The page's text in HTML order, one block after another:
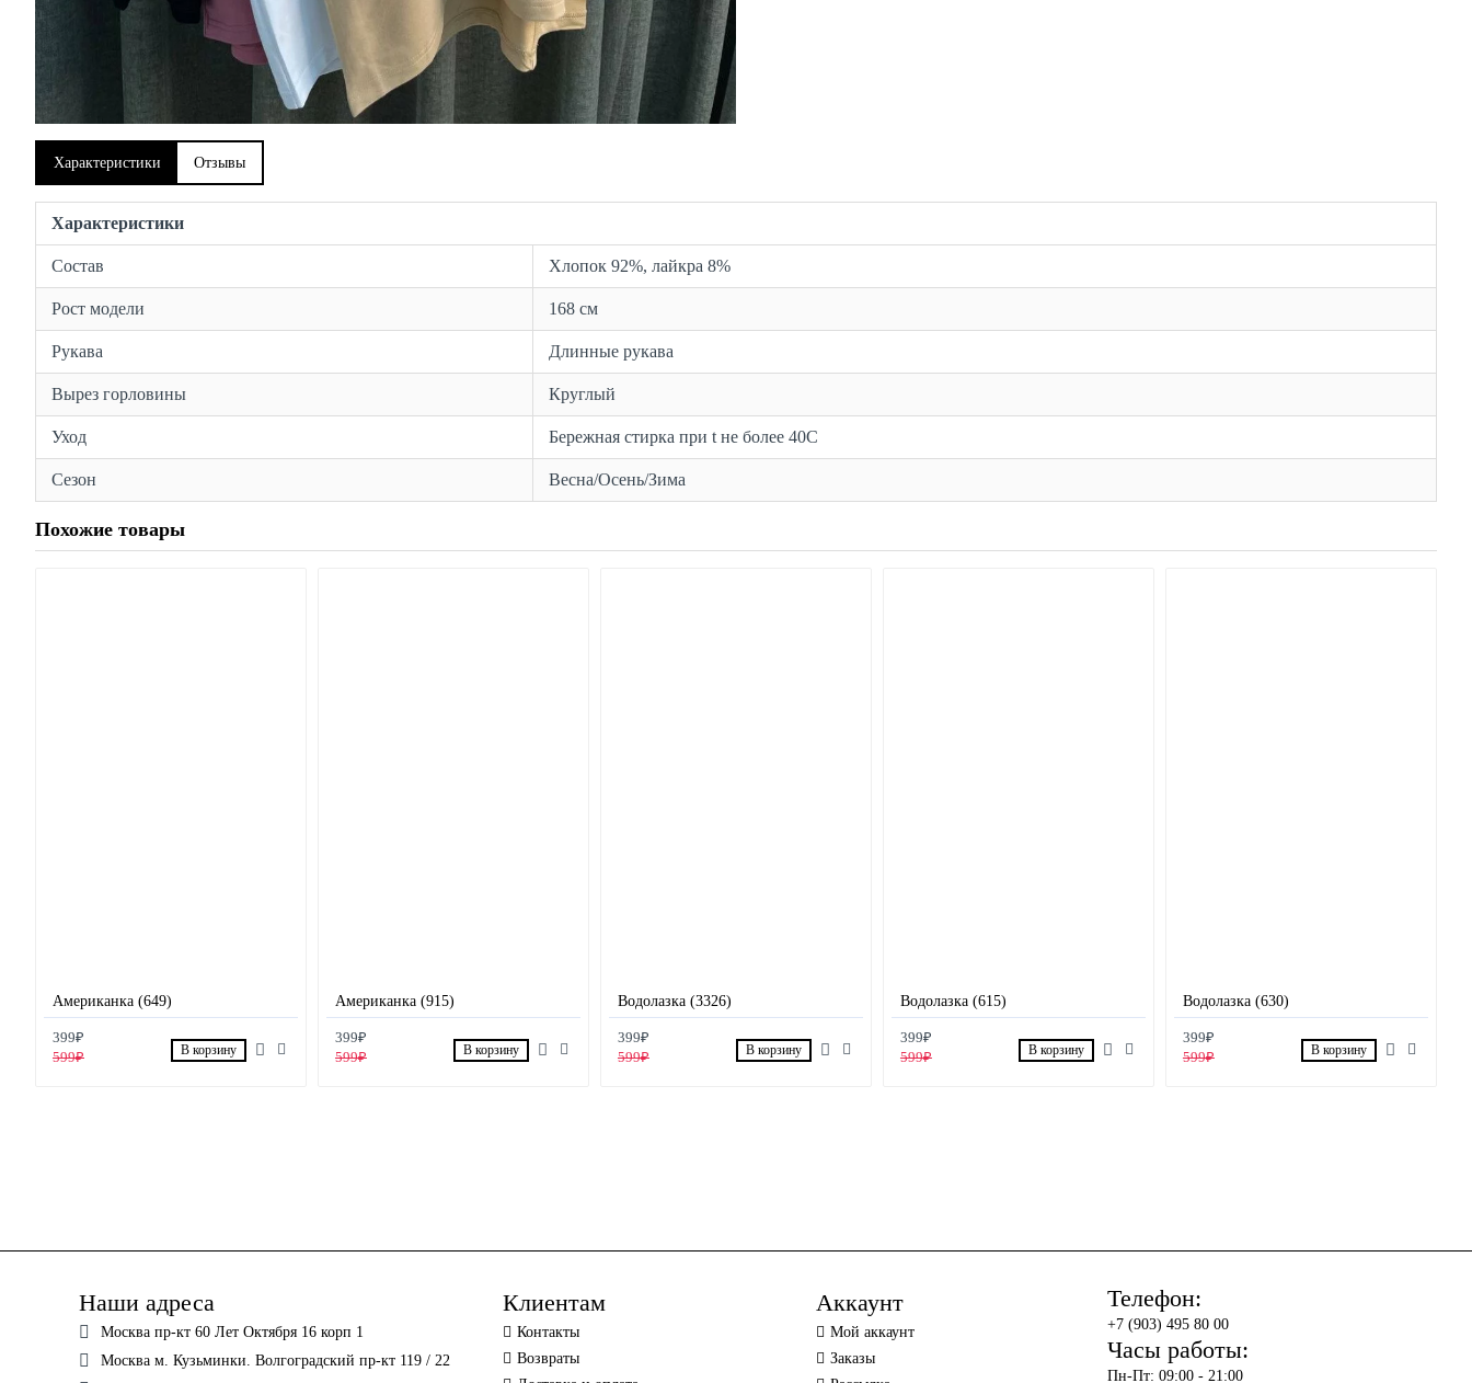
Характеристики Отзывы
Характеристики
Состав Хлопок 92%, лайкра 8%
Рост модели 168 см
Рукава Длинные рукава
Вырез горловины Круглый
Уход Бережная стирка при t не более 40С
Сезон Весна/Осень/Зима
Похожие товары
Американка (649)
399₽
599₽
В корзину
Американка (915)
399₽
599₽
В корзину
Водолазка (3326)
399₽
599₽
В корзину
Водолазка (615)
399₽
599₽
В корзину
Водолазка (630)
399₽
599₽
В корзину
Наши адреса
Москва пр-кт 60 Лет Октября 16 корп 1
Москва м. Кузьминки. Волгоградский пр-кт 119 / 22
Клиентам
Контакты
Возвраты
Аккаунт
Мой аккаунт
Заказы
Телефон:
+7 (903) 495 80 00
Часы работы:
Пн-Пт: 09:00 - 21:00